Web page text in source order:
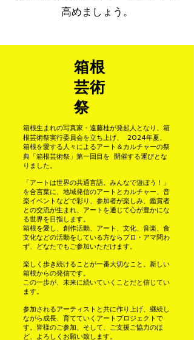
高めましょう。
箱根
芸術
祭
箱根生まれの写真家・遠藤桂が発起人となり、箱
根芸術祭実行委員会を立ち上げ、 2024年夏、
箱根を愛する人々によるアート＆カルチャーの祭
典「箱根芸術祭」 第一回目を 開催する運びとな
りました。
「アートは世界の共通言語。みんなで遊ぼう！」
を合言葉に、地域発信のアートと カルチャー、音
楽イベントなどで彩り、参加者が楽しみ、鑑賞者
との交流が生まれ、 アートを通じて心が豊かにな
る世界を目指します。
箱根を愛し、創作活動、アート、文化、音楽、食
文化などの活動をしている方ならプロ・アマ問わ
ず、どなたでもご参加いただけます。
楽しく歩き続けることが一番大切なこと。新しい
箱根からの発信です。
この一歩が、未来に続いていくことだと信じてい
ます。
参加されるアーティストと共に作り上げ、継続し
ながら成長、育てていくアートプロジェクトで
す。皆様のご参加、そして、ご支援ご協力のほ
ど、よろしくお願い致します。